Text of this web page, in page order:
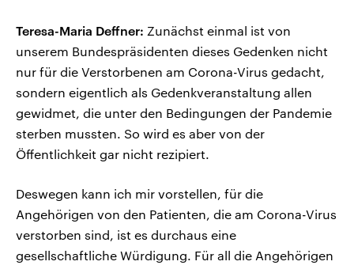
Teresa-Maria Deffner: Zunächst einmal ist von
unserem Bundespräsidenten dieses Gedenken nicht
nur für die Verstorbenen am Corona-Virus gedacht,
sondern eigentlich als Gedenkveranstaltung allen
gewidmet, die unter den Bedingungen der Pandemie
sterben mussten. So wird es aber von der
Öffentlichkeit gar nicht rezipiert.
Deswegen kann ich mir vorstellen, für die
Angehörigen von den Patienten, die am Corona-Virus
verstorben sind, ist es durchaus eine
gesellschaftliche Würdigung. Für all die Angehörigen